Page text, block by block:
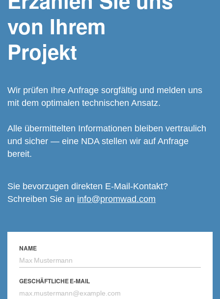
von Ihrem
Projekt
Wir prüfen Ihre Anfrage sorgfältig und melden uns
mit dem optimalen technischen Ansatz.
Alle übermittelten Informationen bleiben vertraulich
und sicher — eine NDA stellen wir auf Anfrage
bereit.
Sie bevorzugen direkten E-Mail-Kontakt?
Schreiben Sie an info@promwad.com
NAME
GESCHÄFTLICHE E-MAIL